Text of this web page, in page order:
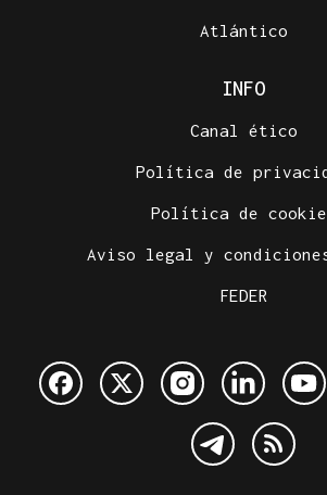
Atlántico
INFO
Canal ético
Política de
Política de
Aviso legal y
FEDER